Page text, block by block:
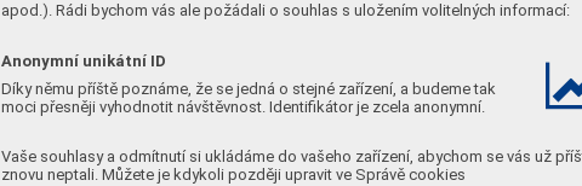
apod.). Rádi bychom vás ale požádali o souhlas s uložením volitelných informací:
Anonymní unikátní ID
Díky němu příště poznáme, že se jedná o stejné zařízení, a budeme tak
moci přesněji vyhodnotit návštěvnost. Identifikátor je zcela anonymní.
Vaše souhlasy a odmítnutí si ukládáme do vašeho zařízení, abychom se vás už
znovu neptali. Můžete je kdykoli později upravit ve Správě cookies